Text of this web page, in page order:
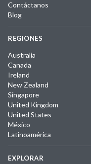
Contáctanos
Blog
REGIONES
Australia
Canada
Ireland
New Zealand
Singapore
United Kingdom
United States
México
Latinoamérica
EXPLORAR